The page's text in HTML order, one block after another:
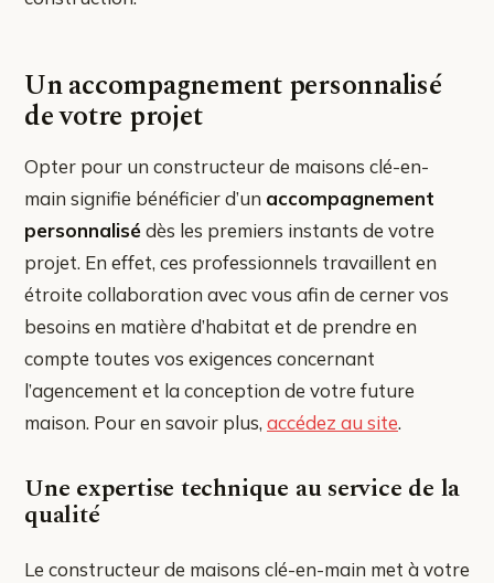
Un accompagnement personnalisé
de votre projet
Opter pour un constructeur de maisons clé-en-
main signifie bénéficier d’un accompagnement
personnalisédès les premiers instants de votre
projet. En effet, ces professionnels travaillent en
étroite collaboration avec vous afin de cerner vos
besoins en matière d’habitat et de prendre en
compte toutes vos exigences concernant
l’agencement et la conception de votre future
maison. Pour en savoir plus, accédez au site.
Une expertise technique au service de la
qualité
Le constructeur de maisons clé-en-main met à votre